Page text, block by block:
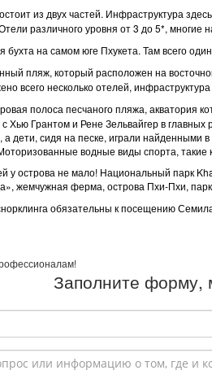
из двух частей. Инфраструктура
различного уровня от 3 до 5*,
на самом юге Пхукета. Там всего
пляж, который расположен на
всего несколько отелей,
полоса песчаного пляжа, акватория
Хью Грантом и Рене Зельвайгер в
а дети, сидя на песке, играли найденными
водные виды спорта,
у острова не мало! Национальный парк
жемчужная ферма, острова Пхи-Пхи,
обязательны к посещению
Заполните форму,